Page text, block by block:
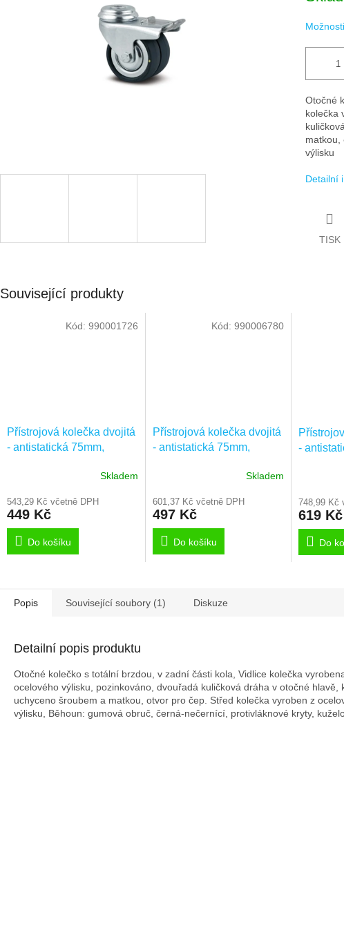
Otočné
kolečka
matkou,
výlisku
Detailní
TISK
Související produkty
Přístrojová kolečka dvojitá
- antistatická 75mm,
2970DYK075P30-10,3Skladem
543,29 Kč včetně DPH
449 Kč
Do košíku
Kód: 990001726
Přístrojová kolečka dvojitá
- antistatická 75mm,
Skladem
601,37 Kč včetně DPH
497 Kč
Do košíku
Kód: 990006780
-
748,99 Kč
619 Kč
Do
Popis Související soubory (1) Diskuze
Detailní popis produktu
Otočné kolečko s totální brzdou, v zadní části kola, Vidlice kolečka
ocelového výlisku, pozinkováno, dvouřadá kuličková dráha v otočné hlavě,
uchyceno šroubem a matkou, otvor pro čep. Střed kolečka vyroben z
výlisku, Běhoun: gumová obruč, černá-nečernící, protivláknové kryty,